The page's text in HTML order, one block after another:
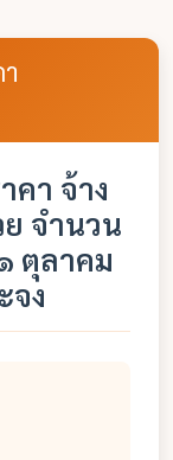
คา จ้าง
จำนวน
ตุลาคม
จง